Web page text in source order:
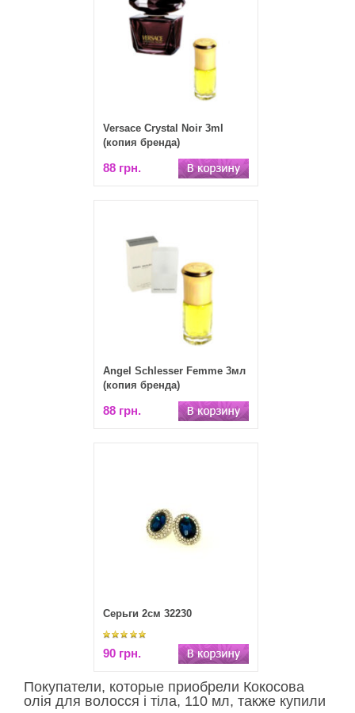
Versace Crystal Noir 3ml
(копия бренда)
88 грн.
Angel Schlesser Femme 3мл
(копия бренда)
88 грн.
Серьги 2см 32230
90 грн.
Покупатели, которые приобрели ​Кокосова
олія для волосся і тіла, 110 мл, также купили